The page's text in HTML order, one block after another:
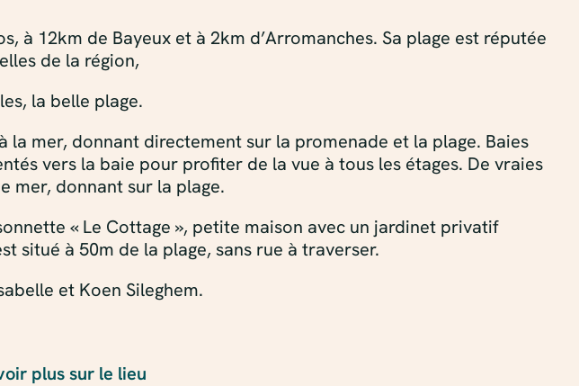
à 12km de Bayeux et à 2km d’Arromanches. Sa plage est réputée
de la région,
la belle plage.
mer, donnant directement sur la promenade et la plage. Baies
vers la baie pour profiter de la vue à tous les étages. De vraies
mer, donnant sur la plage.
« Le Cottage », petite maison avec un jardinet privatif
situé à 50m de la plage, sans rue à traverser.
et Koen Sileghem.
plus sur le lieu